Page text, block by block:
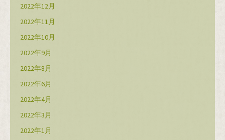
2022年12月
2022年11月
2022年10月
2022年9月
2022年8月
2022年6月
2022年4月
2022年3月
2022年1月